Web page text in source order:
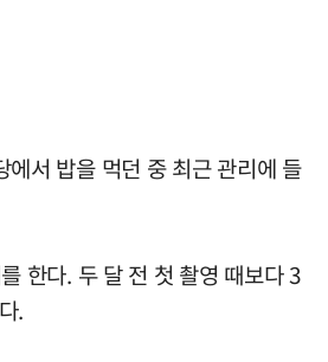
에서 밥을 먹던 중 최근 관리에 들
한다. 두 달 전 첫 촬영 때보다 3
.